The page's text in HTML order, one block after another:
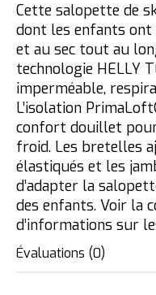
Cette salopette de
dont les enfants ont
et au sec tout au
technologie HELLY
imperméable,
L’isolation
confort douillet
froid. Les bretelles
élastiqués et les
d’adapter la
des enfants. Voir la
d’informations sur
Évaluations (0)